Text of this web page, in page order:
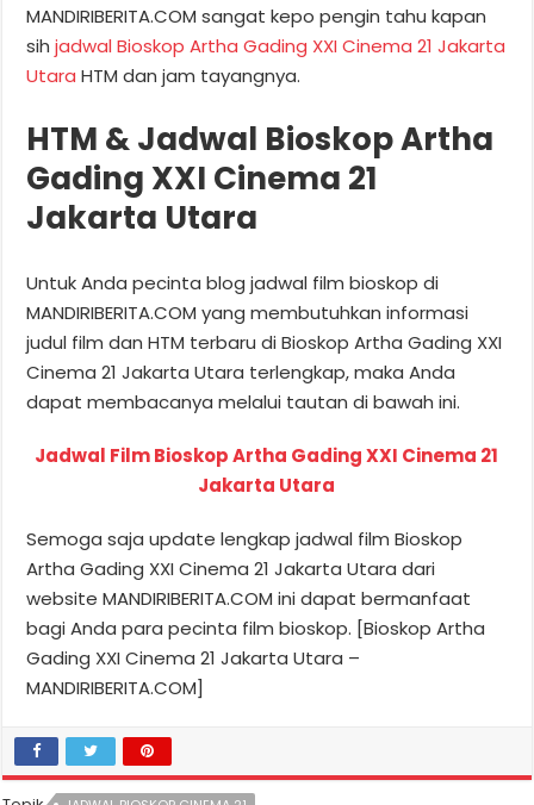
MANDIRIBERITA.COM sangat kepo pengin tahu kapan
sihjadwal Bioskop Artha Gading XXI Cinema 21 Jakarta
Utara HTM dan jam tayangnya.
HTM & Jadwal Bioskop Artha
Gading XXI Cinema 21
Jakarta Utara
Untuk Anda pecinta blog jadwal film bioskop di
MANDIRIBERITA.COM yang membutuhkan informasi
judul film dan HTM terbaru di Bioskop Artha Gading XXI
Cinema 21 Jakarta Utara terlengkap, maka Anda
dapat membacanya melalui tautan di bawah ini.
Jadwal Film Bioskop Artha Gading XXI Cinema 21
Jakarta Utara
Semoga saja update lengkap jadwal film Bioskop
Artha Gading XXI Cinema 21 Jakarta Utara dari
website MANDIRIBERITA.COM ini dapat bermanfaat
bagi Anda para pecinta film bioskop. [Bioskop Artha
Gading XXI Cinema 21 Jakarta Utara –
MANDIRIBERITA.COM]